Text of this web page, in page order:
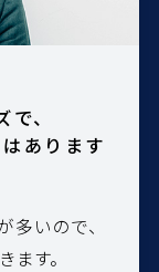
、
あります
いので、
ます。